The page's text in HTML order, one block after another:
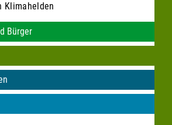
Klimahelden
Bürger